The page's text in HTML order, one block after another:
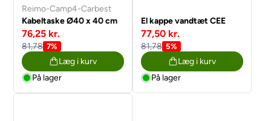
Reimo-Camp4-Carbest
Kabeltaske Ø40 x 40 cm
76,25 kr.
81,78 7%
Læg i kurv
På lager
El kappe vandtæt CEE
77,50 kr.
81,78 5%
Læg i kurv
På lager